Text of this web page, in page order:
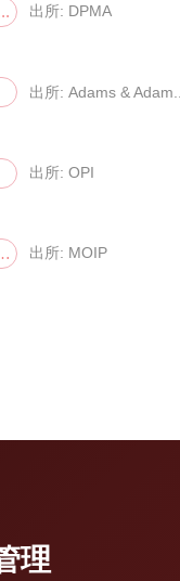
出所: DPMA
出所: Adams & Adam...
出所: OPI
の他... 出所: MOIP
理